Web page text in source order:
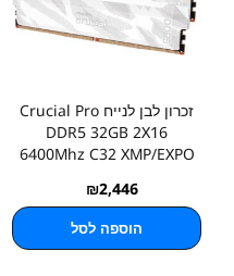
זכרון לבן לנייח Crucial Pro
DDR5 32GB 2X16
6400Mhz C32 XMP/EXPO
₪2,446
הוספה לסל